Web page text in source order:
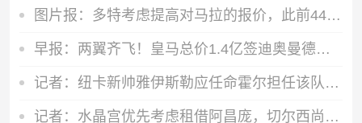
图片报：多特考虑提高对马拉的报价，此前4400万欧报价遭拒
早报：两翼齐飞！皇马总价1.4亿签迪奥曼德，续约维尼修斯至2032
记者：纽卡新帅雅伊斯勒应任命霍尔担任该队队长
记者：水晶宫优先考虑租借阿昌庞，切尔西尚未决定球员未来